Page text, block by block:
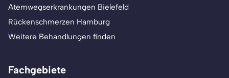
Atemwegserkrankungen Bielefeld
Rückenschmerzen Hamburg
Weitere Behandlungen finden
Fachgebiete